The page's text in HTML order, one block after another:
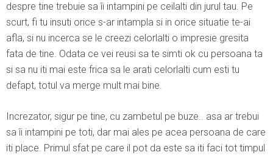
despre tine trebuie sa îi intampini pe ceilalti din jurul tau. Pe
scurt, fi tu insuti orice s-ar intampla si in orice situatie te-ai
afla, si nu incerca se le creezi celorlalti o impresie gresita
fata de tine. Odata ce vei reusi sa te simti ok cu persoana ta
si sa nu iti mai este frica sa le arati celorlalti cum esti tu
defapt, totul va merge mult mai bine.
Increzator, sigur pe tine, cu zambetul pe buze.. asa ar trebui
sa îi intampini pe toti, dar mai ales pe acea persoana de care
iti place. Primul sfat pe care il pot da este sa iti faci tot timpul